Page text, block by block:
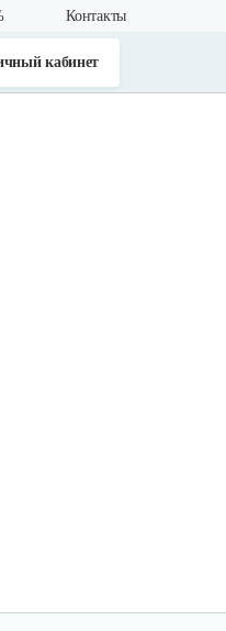
Контакты
кабинет